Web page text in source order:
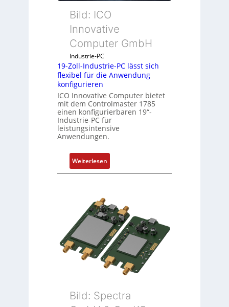
Bild: ICO
Innovative
Computer GmbH
Industrie-PC
19-Zoll-Industrie-PC lässt sich
flexibel für die Anwendung
konfigurieren
ICO Innovative Computer bietet
mit dem Controlmaster 1785
einen konfigurierbaren 19“-
Industrie-PC für
leistungsintensive
Anwendungen.
Weiterlesen:
1
Z
o
l
l
-
I
n
s
Bild: Spectra